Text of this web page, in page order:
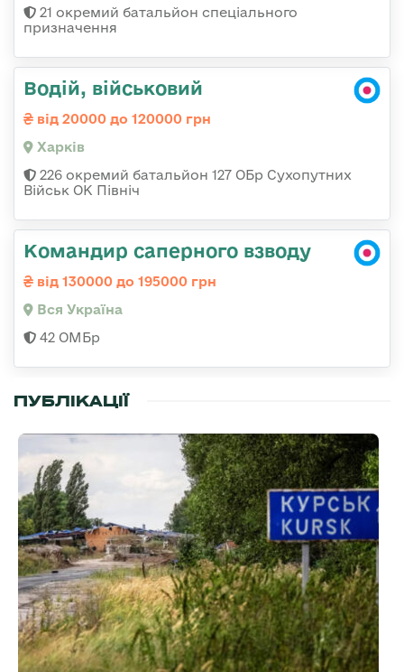
21 окремий батальйон спеціального
призначення
Водій, військовий
від 20000 до 120000 грн
Харків
226 окремий батальйон 127 ОБр Сухопутних
Військ ОК Північ
Командир саперного взводу
від 130000 до 195000 грн
Вся Україна
42 ОМБр
ПУБЛІКАЦІЇ